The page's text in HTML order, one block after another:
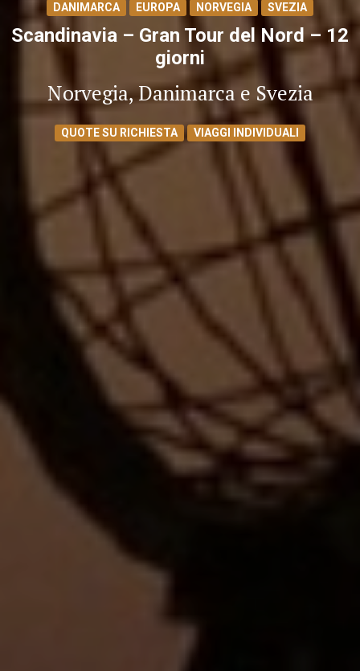
DANIMARCA EUROPA NORVEGIA SVEZIA
Scandinavia – Gran Tour del Nord – 12
giorni
Norvegia, Danimarca e Svezia
QUOTE SU RICHIESTA VIAGGI INDIVIDUALI